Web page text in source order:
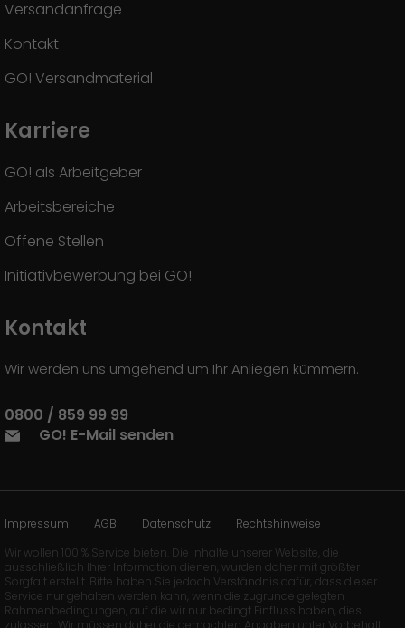
Versandanfrage
Kontakt
GO! Versandmaterial
Karriere
GO! als Arbeitgeber
Arbeitsbereiche
Offene Stellen
Initiativbewerbung bei GO!
Kontakt
Wir werden uns umgehend um Ihr Anliegen kümmern.
0800 / 859 99 99
GO! E-Mail senden
Impressum AGB Datenschutz
Rechtshinweise
Wir wollen 100 % Service bieten. Die Inhalte unserer Website, die
ausschließlich Ihrer Information dienen, wurden daher mit größter
Sorgfalt erstellt. Bitte haben Sie jedoch Verständnis dafür, dass dieser
Service nur gehalten werden kann, wenn die zugrunde gelegten
Rahmenbedingungen, auf die wir nur bedingt Einfluss haben, dies
zulassen. Wir müssen daher die gemachten Angaben unter Vorbehalt